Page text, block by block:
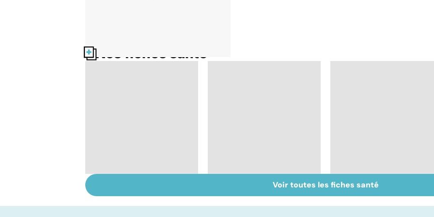
Nos fiches santé
infections
Inflammation des
amygdales : que faire
Suicide : prévenir le
passage à l'acte
Voir toutes les fiches santé